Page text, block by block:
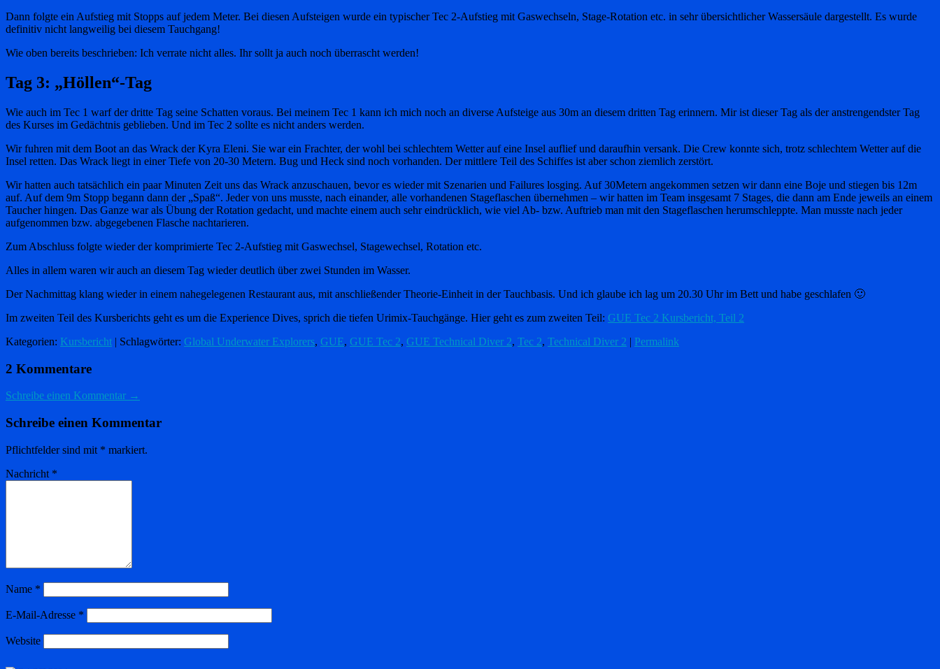
Dann folgte ein Aufstieg mit Stopps auf jedem Meter. Bei diesen Aufsteigen wurde ein typischer Tec 2-Aufstieg mit Gaswechseln, Stage-Rotation etc. in sehr übersichtlicher Wassersäule dargestellt. Es wurde
definitiv nicht langweilig bei diesem Tauchgang!
Wie oben bereits beschrieben: Ich verrate nicht alles. Ihr sollt ja auch noch überrascht werden!
Tag 3: „Höllen“-Tag
Wie auch im Tec 1 warf der dritte Tag seine Schatten voraus. Bei meinem Tec 1 kann ich mich noch an diverse Aufsteige aus 30m an diesem dritten Tag erinnern. Mir ist dieser Tag als der anstrengendster Tag
des Kurses im Gedächtnis geblieben. Und im Tec 2 sollte es nicht anders werden.
Wir fuhren mit dem Boot an das Wrack der Kyra Eleni. Sie war ein Frachter, der wohl bei schlechtem Wetter auf eine Insel auflief und daraufhin versank. Die Crew konnte sich, trotz schlechtem Wetter auf die
Insel retten. Das Wrack liegt in einer Tiefe von 20-30 Metern. Bug und Heck sind noch vorhanden. Der mittlere Teil des Schiffes ist aber schon ziemlich zerstört.
Wir hatten auch tatsächlich ein paar Minuten Zeit uns das Wrack anzuschauen, bevor es wieder mit Szenarien und Failures losging. Auf 30Metern angekommen setzen wir dann eine Boje und stiegen bis 12m
auf. Auf dem 9m Stopp begann dann der „Spaß“. Jeder von uns musste, nach einander, alle vorhandenen Stageflaschen übernehmen – wir hatten im Team insgesamt 7 Stages, die dann am Ende jeweils an einem
Taucher hingen. Das Ganze war als Übung der Rotation gedacht, und machte einem auch sehr eindrücklich, wie viel Ab- bzw. Auftrieb man mit den Stageflaschen herumschleppte. Man musste nach jeder
aufgenommen bzw. abgegebenen Flasche nachtarieren.
Zum Abschluss folgte wieder der komprimierte Tec 2-Aufstieg mit Gaswechsel, Stagewechsel, Rotation etc.
Alles in allem waren wir auch an diesem Tag wieder deutlich über zwei Stunden im Wasser.
Der Nachmittag klang wieder in einem nahegelegenen Restaurant aus, mit anschließender Theorie-Einheit in der Tauchbasis. Und ich glaube ich lag um 20.30 Uhr im Bett und habe geschlafen 🙂
Im zweiten Teil des Kursberichts geht es um die Experience Dives, sprich die tiefen Urimix-Tauchgänge. Hier geht es zum zweiten Teil: GUE Tec 2 Kursbericht, Teil 2
Kategorien: Kursbericht | Schlagwörter: Global Underwater Explorers, GUE, GUE Tec 2, GUE Technical Diver 2, Tec 2, Technical Diver 2 | Permalink
2 Kommentare
Schreibe einen Kommentar →
Schreibe einen Kommentar
Pflichtfelder sind mit * markiert.
Nachricht *
Name *
E-Mail-Adresse *
Website